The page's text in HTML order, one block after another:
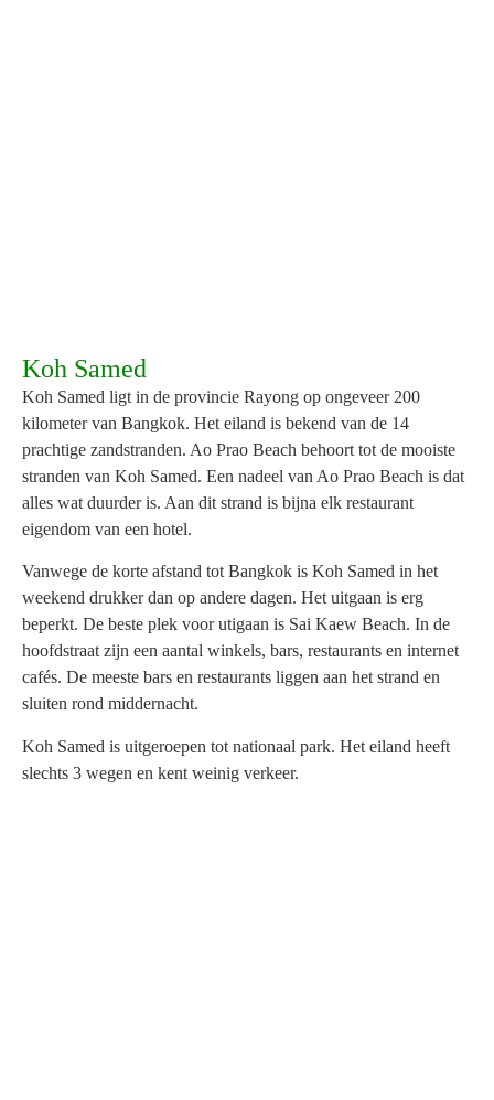
Mathamee
Resort
vanaf € ,- P.P.
Koh Samed
Koh Samed ligt in de provincie Rayong op ongeveer 200
kilometer van Bangkok. Het eiland is bekend van de 14
prachtige zandstranden. Ao Prao Beach behoort tot de mooiste
stranden van Koh Samed. Een nadeel van Ao Prao Beach is dat
alles wat duurder is. Aan dit strand is bijna elk restaurant
eigendom van een hotel.
Vanwege de korte afstand tot Bangkok is Koh Samed in het
weekend drukker dan op andere dagen. Het uitgaan is erg
beperkt. De beste plek voor utigaan is Sai Kaew Beach. In de
hoofdstraat zijn een aantal winkels, bars, restaurants en internet
cafés. De meeste bars en restaurants liggen aan het strand en
sluiten rond middernacht.
Koh Samed is uitgeroepen tot nationaal park. Het eiland heeft
slechts 3 wegen en kent weinig verkeer.